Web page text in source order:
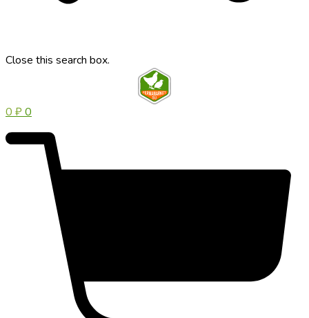
Close this search box.
0₽0